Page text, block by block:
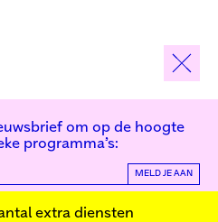
Melly
om op de hoogte
programma’s:
MELD JE AAN
extra diensten